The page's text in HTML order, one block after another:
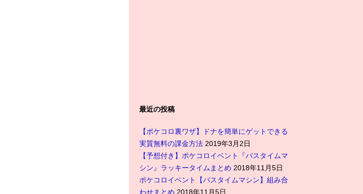
最近の投稿
【ポケコロ裏ワザ】ドナを簡単にゲットできる
実質無料の課金方法 2019年3月2日
【予想付き】ポケコロイベント『バスタイムマ
シン』ラッキータイムまとめ 2018年11月5日
ポケコロイベント【バスタイムマシン】組み合
わせまとめ 2018年11月5日